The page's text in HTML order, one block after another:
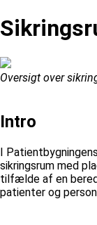
Oversigt over
Intro
I
sikringsrum med
tilfælde af en
patienter og